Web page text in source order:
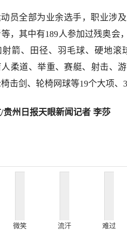
员全部为业余选手，职业涉
，其中有189人参加过残奥会
射箭、田径、羽毛球、硬地滚
柔道、举重、赛艇、射击、
击剑、轮椅网球等19个大项、
贵州日报天眼新闻记者 李莎
微笑 流汗 难过